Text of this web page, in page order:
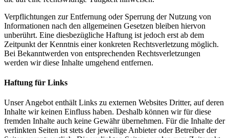
Verpflichtungen zur Entfernung oder Sperrung der Nutzung von
Informationen nach den allgemeinen Gesetzen bleiben hiervon
unberührt. Eine diesbezügliche Haftung ist jedoch erst ab dem
Zeitpunkt der Kenntnis einer konkreten Rechtsverletzung möglich.
Bei Bekanntwerden von entsprechenden Rechtsverletzungen
werden wir diese Inhalte umgehend entfernen.
Haftung für Links
Unser Angebot enthält Links zu externen Websites Dritter, auf deren
Inhalte wir keinen Einfluss haben. Deshalb können wir für diese
fremden Inhalte auch keine Gewähr übernehmen. Für die Inhalte der
verlinkten Seiten ist stets der jeweilige Anbieter oder Betreiber der